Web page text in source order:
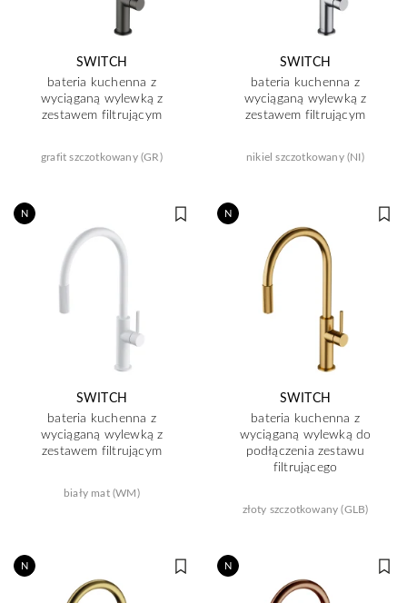
SWITCH
bateria kuchenna z
wyciąganą wylewką z
zestawem filtrującym
grafit szczotkowany (GR)
SWITCH
bateria kuchenna z
wyciąganą wylewką z
zestawem filtrującym
nikiel szczotkowany (NI)
N
SWITCH
bateria kuchenna z
wyciąganą wylewką z
zestawem filtrującym
biały mat (WM)
N
SWITCH
bateria kuchenna z
wyciąganą wylewką do
podłączenia zestawu
filtrującego
złoty szczotkowany (GLB)
N N